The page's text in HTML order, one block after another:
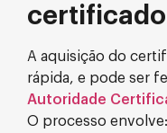
A aquisição do
rápida, e pode ser
Autoridade
O processo envolve: